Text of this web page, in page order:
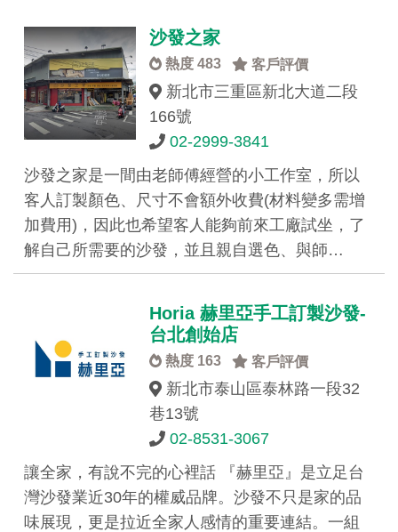
沙發之家
熱度 483 客戶評價
新北市三重區新北大道二段
166號
02-2999-3841​
沙發之家是一間由老師傅經營的小工作室，所以
客人訂製顏色、尺寸不會額外收費(材料變多需增
加費用)，因此也希望客人能夠前來工廠試坐，了
解自己所需要的沙發，並且親自選色、與師…
Horia 赫里亞手工訂製沙發-
台北創始店
熱度 163 客戶評價
新北市泰山區泰林路一段32
巷13號
02-8531-3067
讓全家，有說不完的心裡話 『赫里亞』是立足台
灣沙發業近30年的權威品牌。沙發不只是家的品
味展現，更是拉近全家人感情的重要連結。一組